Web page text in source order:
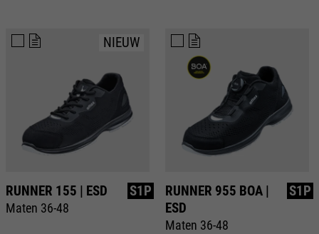
NIEUW
RUNNER 155 | ESD
Maten 36-48
S1P
RUNNER 955 BOA |
ESD
Maten 36-48
S1P